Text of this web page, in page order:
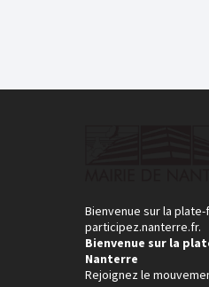
Bienvenue sur la
participez.nanterre.fr.
Bienvenue sur la
Nanterre
Rejoignez le